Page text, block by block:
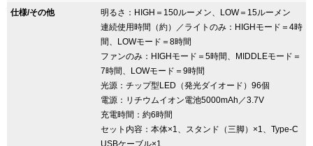
仕様/その他
明るさ：HIGH＝150ルーメン、LOW＝15ルーメン
連続使用時間（約）／ライトのみ：HIGHモード＝4時
間、LOWモード＝8時間
ファンのみ：HIGHモード＝5時間、MIDDLEモード＝
7時間、LOWモード＝9時間
光源：チップ型LED（発光ダイオード）96個
電源：リチウムイオン電池5000mAh／3.7V
充電時間：約6時間
セット内容：本体×1、スタンド（三脚）×1、Type-C
USBケーブル×1